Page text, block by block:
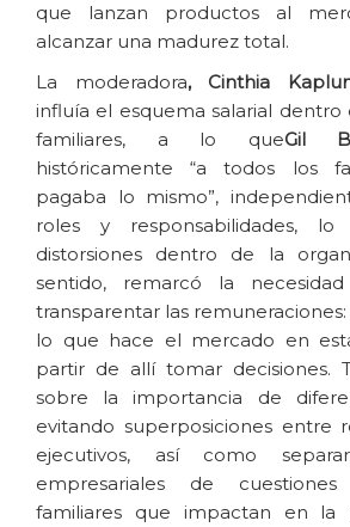
que lanzan productos al
alcanzar una madurez total.
La moderadora, Cinthia
influía el esquema salarial dentro
familiares, a lo queGil
históricamente “a todos los
pagaba lo mismo”,
roles y responsabilidades, lo
distorsiones dentro de la
sentido, remarcó la
transparentar las remuneraciones:
lo que hace el mercado en
partir de allí tomar decisiones.
sobre la importancia de
evitando superposiciones entre
ejecutivos, así como
empresariales de
familiares que impactan en la